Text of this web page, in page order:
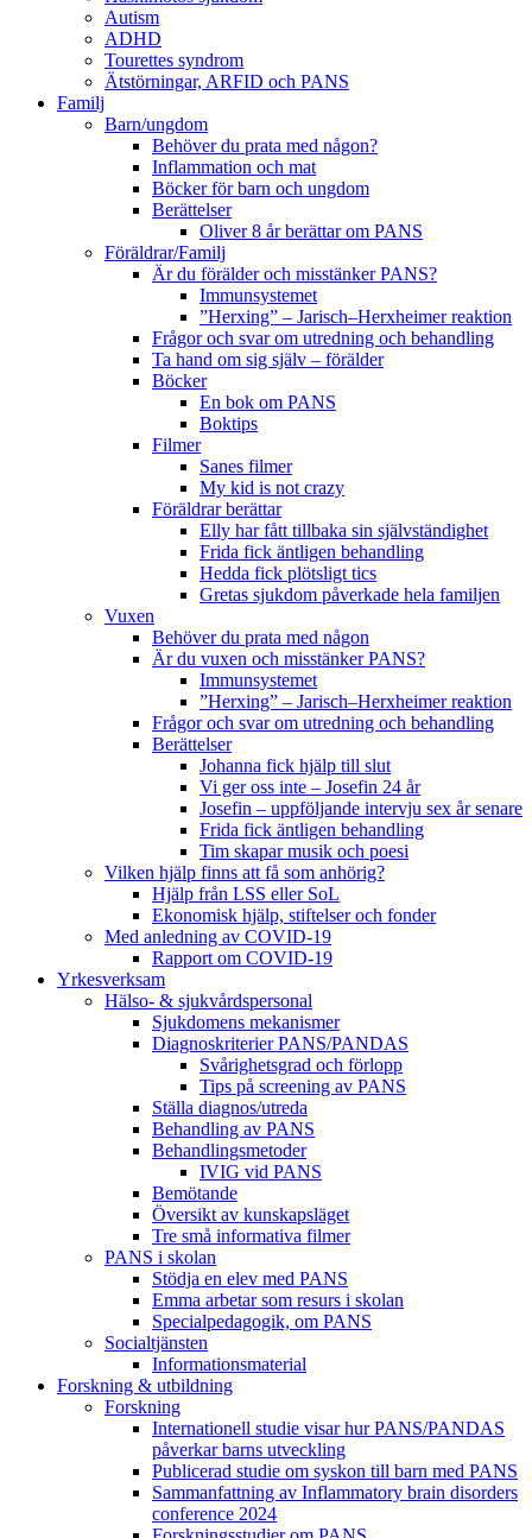
Autism
ADHD
Tourettes syndrom
Ätstörningar, ARFID och PANS
Familj
Barn/ungdom
Behöver du prata med någon?
Inflammation och mat
Böcker för barn och ungdom
Berättelser
Oliver 8 år berättar om PANS
Föräldrar/Familj
Är du förälder och misstänker PANS?
Immunsystemet
”Herxing” – Jarisch–Herxheimer reaktion
Frågor och svar om utredning och behandling
Ta hand om sig själv – förälder
Böcker
En bok om PANS
Boktips
Filmer
Sanes filmer
My kid is not crazy
Föräldrar berättar
Elly har fått tillbaka sin självständighet
Frida fick äntligen behandling
Hedda fick plötsligt tics
Gretas sjukdom påverkade hela familjen
Vuxen
Behöver du prata med någon
Är du vuxen och misstänker PANS?
Immunsystemet
”Herxing” – Jarisch–Herxheimer reaktion
Frågor och svar om utredning och behandling
Berättelser
Johanna fick hjälp till slut
Vi ger oss inte – Josefin 24 år
Josefin – uppföljande intervju sex år senare
Frida fick äntligen behandling
Tim skapar musik och poesi
Vilken hjälp finns att få som anhörig?
Hjälp från LSS eller SoL
Ekonomisk hjälp, stiftelser och fonder
Med anledning av COVID-19
Rapport om COVID-19
Yrkesverksam
Hälso- & sjukvårdspersonal
Sjukdomens mekanismer
Diagnoskriterier PANS/PANDAS
Svårighetsgrad och förlopp
Tips på screening av PANS
Ställa diagnos/utreda
Behandling av PANS
Behandlings­metoder
IVIG vid PANS
Bemötande
Översikt av kunskapsläget
Tre små informativa filmer
PANS i skolan
Stödja en elev med PANS
Emma arbetar som resurs i skolan
Specialpedagogik, om PANS
Socialtjänsten
Informationsmaterial
Forskning & utbildning
Forskning
Internationell studie visar hur PANS/PANDAS
påverkar barns utveckling
Publicerad studie om syskon till barn med PANS
Sammanfattning av Inflammatory brain disorders
conference 2024